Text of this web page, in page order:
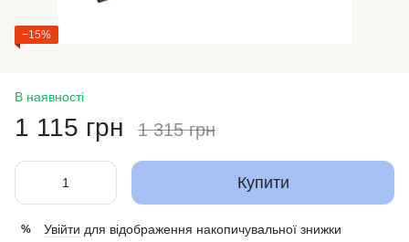
−15%
В наявності
1 115 грн 1 315 грн
Купити
% Увійти для відображення накопичувальної знижки